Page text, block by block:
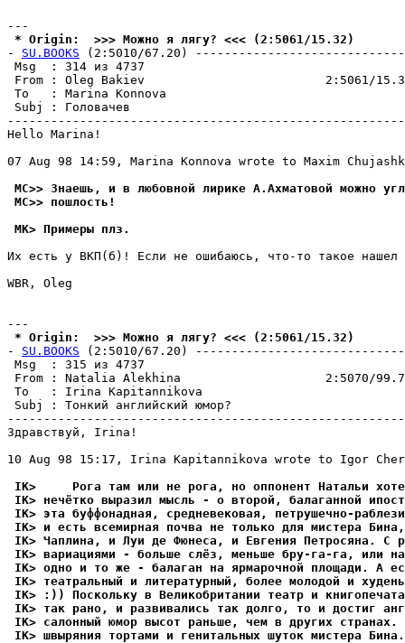
* Origin:  >>> Можно я лягу? <<< (2:5061/15.32)
- SU.BOOKS (2:5010/67.20)
Msg  : 314
From : Oleg Bakiev                         2:5061/
To   : Marina Konnova
Subj :
Hello Marina!
07 Aug 98 14:59, Marina Konnova wrote to Maxim
MC>> Знаешь, и в любовной лирике А.Ахматовой можно
MC>> пошлость!
MK> Примеры плз.
Их есть у ВКП(б)! Если не ошибаюсь, что-то такое нашел
WBR, Oleg
* Origin:  >>> Можно я лягу? <<< (2:5061/15.32)
- SU.BOOKS (2:5010/67.20)
Msg  : 315
From : Natalia Alekhina                    2:5070/99.7
To   : Irina Kapitannikova
Subj : Тонкий
Здравствуй, Irina!
10 Aug 98 15:17, Irina Kapitannikova wrote to Igor
IK>     Рога там или не рога, но оппонент Натальи
IK> нечётко выразил мысль - о второй, балаганной
IK> эта буффонадная, сpедневековая, петpушечно-
IK> и есть всемиpная почва не только для мистера
IK> Чаплина, и Луи де Фюнеса, и Евгения Петpосяна. С
IK> ваpиациями - больше слёз, меньше бpу-га-га, или
IK> одно и то же - балаган на яpмаpочной площади. А
IK> театральный и литературный, более молодой и
IK> :)) Поскольку в Великобритании театр и
IK> так рано, и развивались так долго, то и достиг
IK> салонный юмоp высот раньше, чем в других стpанах.
IK> швыpяния тортами и генитальных шуток мистера Бина.